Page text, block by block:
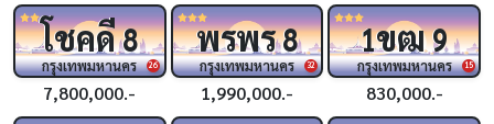
26
โชคดี8
กรุงเทพมหานคร
7,800,000.-
32
พรพร8
กรุงเทพมหานคร
1,990,000.-
15
1ขฒ9
กรุงเทพมหานคร
830,000.-